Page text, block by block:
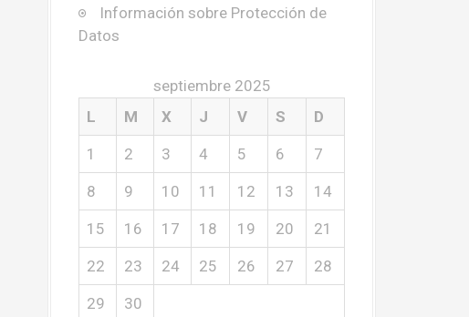
Información sobre Protección de
Datos
septiembre 2025
L
M X J V S D
1 2 3 4 5 6 7
8 9 10 11 12 13 14
15 16 17 18 19 20 21
22 23 24 25 26 27 28
29 30